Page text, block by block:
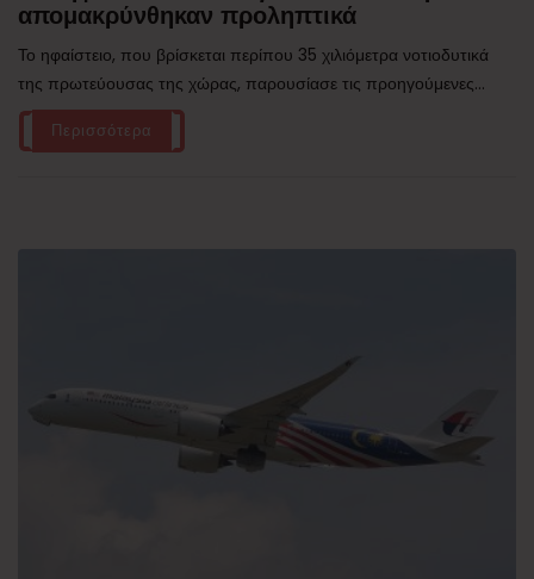
απομακρύνθηκαν προληπτικά
Το ηφαίστειο, που βρίσκεται περίπου 35 χιλιόμετρα νοτιοδυτικά
της πρωτεύουσας της χώρας, παρουσίασε τις προηγούμενες...
Περισσότερα